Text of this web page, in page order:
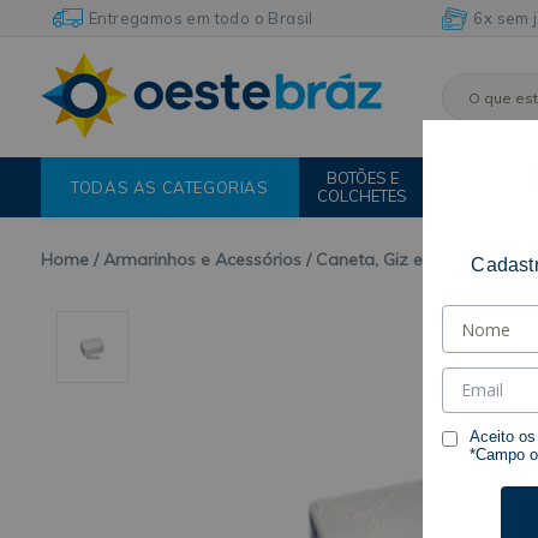
Entregamos em todo o Brasil 6x sem
TODAS AS CATEGORIAS
BOTÕES E
COLCHETES
Home Armarinhos e Acessórios Caneta, Giz e Lápis Para
Aceito
*Campo